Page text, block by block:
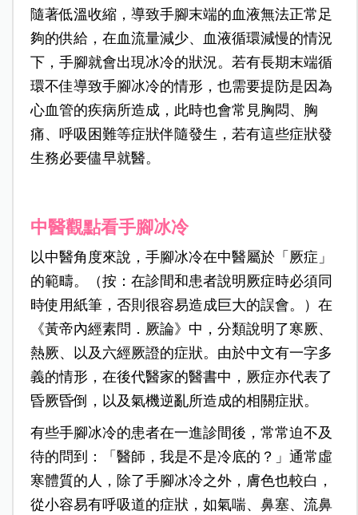
隨著低溫收縮，導致手腳末端的血液無法正常足
夠的供給，在血流量減少、血液循環減慢的情況
下，手腳就會出現冰冷的狀況。若有長期末端循
環不佳導致手腳冰冷的情形，也需要提防是因為
心血管的疾病所造成，此時也會常見胸悶、胸
痛、呼吸困難等症狀伴隨發生，若有這些症狀發
生務必要儘早就醫。
中醫觀點看手腳冰冷
以中醫角度來說，手腳冰冷在中醫屬於「厥症」
的範疇。（按：在診間和患者說明厥症時必須同
時使用紙筆，否則很容易造成巨大的誤會。）在
《黃帝內經素問．厥論》中，分類說明了寒厥、
熱厥、以及六經厥證的症狀。由於中文有一字多
義的情形，在後代醫家的醫書中，厥症亦代表了
昏厥昏倒，以及氣機逆亂所造成的相關症狀。
有些手腳冰冷的患者在一進診間後，常常迫不及
待的問到：「醫師，我是不是冷底的？」通常虛
寒體質的人，除了手腳冰冷之外，膚色也較白，
從小容易有呼吸道的症狀，如氣喘、鼻塞、流鼻